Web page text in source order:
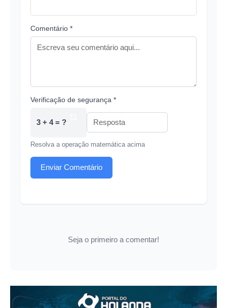
Comentário *
Verificação de segurança *
3 + 4 = ?
Resolva a operação matemática acima
Enviar Comentário
Seja o primeiro a comentar!